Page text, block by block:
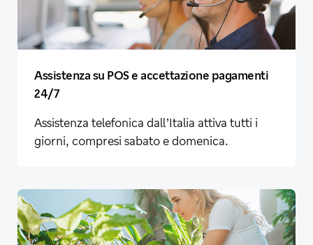
Assistenza su POS e accettazione pagamenti
24/7
Assistenza telefonica dall’Italia attiva tutti i
giorni, compresi sabato e domenica.